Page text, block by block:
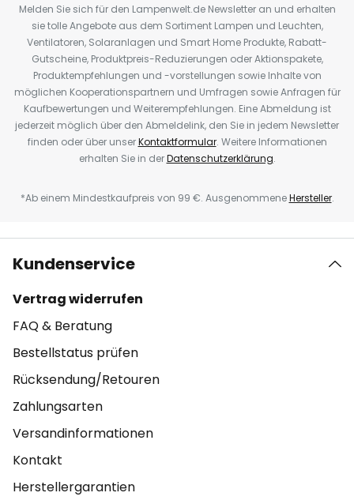
Melden Sie sich für den Lampenwelt.de Newsletter an und erhalten
sie tolle Angebote aus dem Sortiment Lampen und Leuchten,
Ventilatoren, Solaranlagen und Smart Home Produkte, Rabatt-
Gutscheine, Produktpreis-Reduzierungen oder Aktionspakete,
Produktempfehlungen und -vorstellungen sowie Inhalte von
möglichen Kooperationspartnern und Umfragen sowie Anfragen für
Kaufbewertungen und Weiterempfehlungen. Eine Abmeldung ist
jederzeit möglich über den Abmeldelink, den Sie in jedem Newsletter
finden oder über unserKontaktformular. Weitere Informationen
erhalten Sie in derDatenschutzerklärung.
*Ab einem Mindestkaufpreis von 99 €. AusgenommeneHersteller.
Kundenservice
Vertrag widerrufen
FAQ & Beratung
Bestellstatus prüfen
Rücksendung/Retouren
Zahlungsarten
Versandinformationen
Kontakt
Herstellergarantien